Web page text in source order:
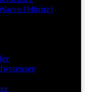
(Müritz)